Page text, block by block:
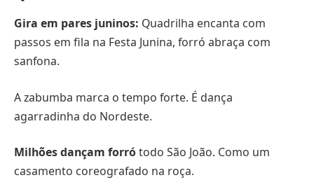
Gira em pares juninos: Quadrilha encanta com
passos em fila na Festa Junina, forró abraça com
sanfona.
A zabumba marca o tempo forte. É dança
agarradinha do Nordeste.
Milhões dançam forrótodo São João. Como um
casamento coreografado na roça.